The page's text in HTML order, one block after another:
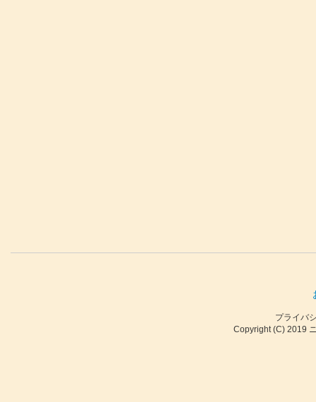
プライバ
Copyright (C) 2019